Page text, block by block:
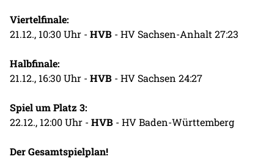
Viertelfinale:
21.12., 10:30 Uhr - HVB - HV Sachsen-Anhalt 27:23
Halbfinale:
21.12., 16:30 Uhr - HVB - HV Sachsen 24:27
Spiel um Platz 3:
22.12., 12:00 Uhr - HVB - HV Baden-Württemberg
Der Gesamtspielplan!